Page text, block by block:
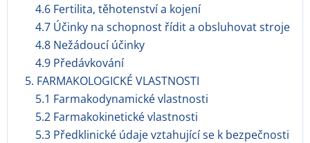
4.6 Fertilita, těhotenství a kojení
4.7 Účinky na schopnost řídit a obsluhovat stroje
4.8 Nežádoucí účinky
4.9 Předávkování
5. FARMAKOLOGICKÉ VLASTNOSTI
5.1 Farmakodynamické vlastnosti
5.2 Farmakokinetické vlastnosti
5.3 Předklinické údaje vztahující se k bezpečnosti